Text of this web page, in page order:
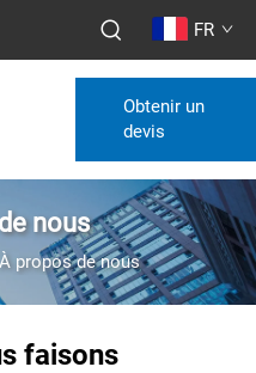
FR
Obtenir un
devis
nous
À propos de nous
faisons